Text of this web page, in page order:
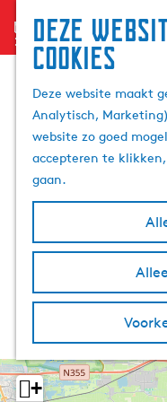
Deze
cookies
Deze website maakt
Analytisch,
website zo goed
accepteren te
gaan.
menu
G
a
n
a
a
r
e
o
e
e
+